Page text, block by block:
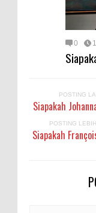
0
POSTING
Siapakah
POSTING
Siapakah